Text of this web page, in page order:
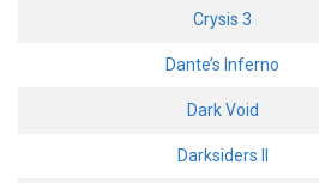
Crysis 3
Dante’s Inferno
Dark Void
Darksiders II